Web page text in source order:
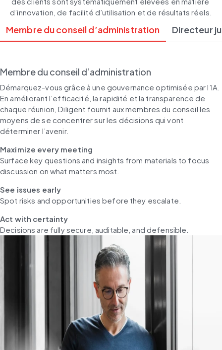
d’innovation, de facilité d’utilisation et de résultats réels.
Membre du conseil d’administration Directeur
Membre du conseil d’administration
Démarquez-vous grâce à une gouvernance optimisée par l’IA.
En améliorant l’efficacité, la rapidité et la transparence de
chaque réunion, Diligent fournit aux membres du conseil les
moyens de se concentrer sur les décisions qui vont
déterminer l’avenir.
Maximize every meeting
Surface key questions and insights from materials to focus
discussion on what matters most.
See issues early
Spot risks and opportunities before they escalate.
Act with certainty
Decisions are fully secure, auditable, and defensible.